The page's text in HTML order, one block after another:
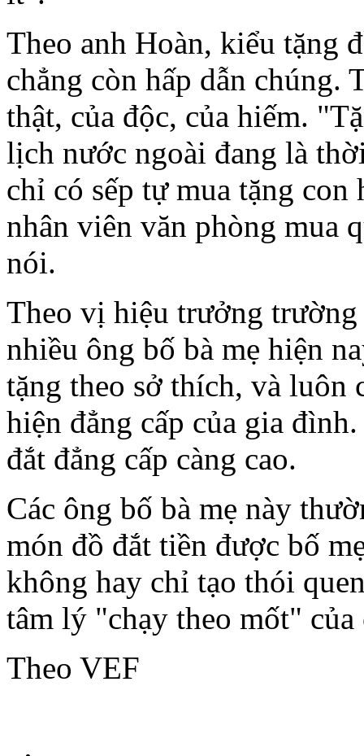
Theo anh Hoàn, kiểu tặng
chẳng còn hấp dẫn chúng.
thật, của độc, của hiếm.
lịch nước ngoài đang là
chỉ có sếp tự mua tặng con
nhân viên văn phòng mua
nói.
Theo vị hiệu trưởng
nhiều ông bố bà mẹ hiện
tặng theo sở thích, và luôn
hiện đẳng cấp của gia
đắt đẳng cấp càng cao.
Các ông bố bà mẹ này
món đồ đắt tiền được bố
không hay chỉ tạo thói
tâm lý "chạy theo mốt" của
Theo VEF